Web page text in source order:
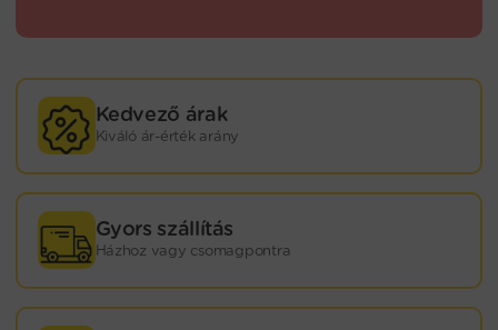
Kedvező árak
Kiváló ár-érték arány
Gyors szállítás
Házhoz vagy csomagpontra